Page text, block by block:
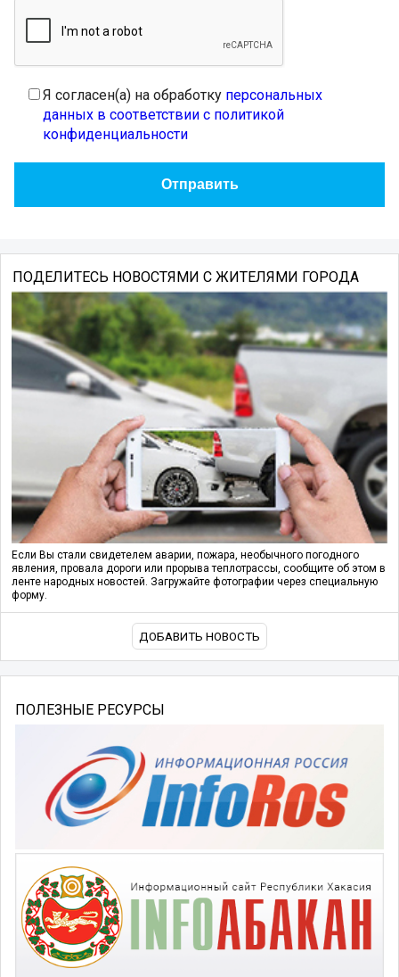
Я согласен(а) на обработку персональных
данных в соответствии с политикой
конфиденциальности
ПОДЕЛИТЕСЬ НОВОСТЯМИ С ЖИТЕЛЯМИ ГОРОДА
Если Вы стали свидетелем аварии, пожара, необычного погодного
явления, провала дороги или прорыва теплотрассы, сообщите об этом в
ленте народных новостей. Загружайте фотографии через специальную
форму.
ДОБАВИТЬ НОВОСТЬ
ПОЛЕЗНЫЕ РЕСУРСЫ